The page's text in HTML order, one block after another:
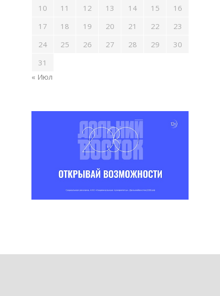
10
11 12 13 14 15
16
17
18 19 20 21 22
23
24
25 26 27 28 29
30
31
« Июл